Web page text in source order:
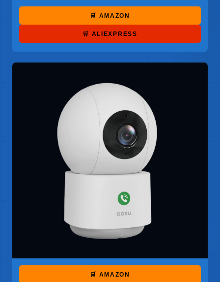
🛒 AMAZON
🛒 ALIEXPRESS
🛒 AMAZON